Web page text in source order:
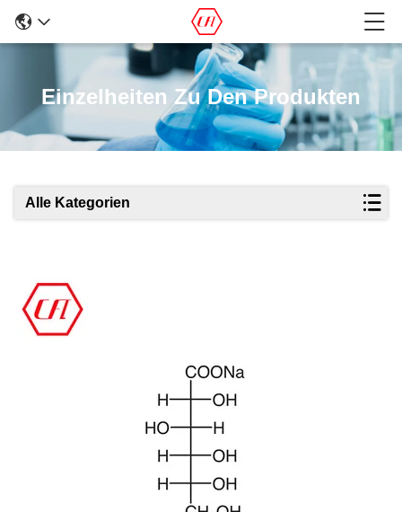
Einzelheiten Zu Den Produkten
Alle Kategorien